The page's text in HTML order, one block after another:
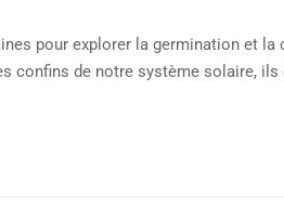
pour explorer la germination et la
confins de notre système solaire, ils